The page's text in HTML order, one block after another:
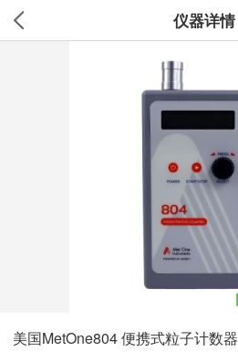
仪器详情
美国MetOne804 便携式粒子计数器